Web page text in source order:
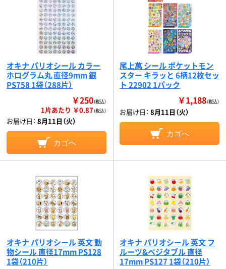
オキナ パリオシール カラー
ホログラム丸 直径9mm 銀
PS758 1袋（288片）
￥250（税込）
1片あたり ￥0.87（税込）
お届け日： 8月11日（火）
カゴへ
尾上萬 シール ポケットモン
スター キラッと 6柄12枚セッ
ト 22902 1パック
￥1,188（税込）
お届け日： 8月11日（火）
カゴへ
オキナ パリオシール 英文 動
物シール 直径17mm PS128
1袋（210片）
オキナ パリオシール 英文 フ
ルーツ&ベジタブル 直径
17mm PS127 1袋（210片）